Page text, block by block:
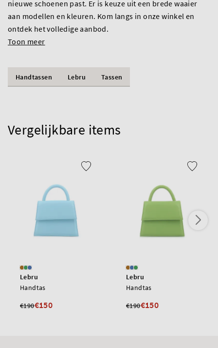
nieuwe schoenen past. Er is keuze uit een brede waaier
aan modellen en kleuren. Kom langs in onze winkel en
ontdek het volledige aanbod.
Toon meer
Handtassen Lebru Tassen
Vergelijkbare items
Lebru
Handtas
€190€150
Lebru
Handtas
€190€150